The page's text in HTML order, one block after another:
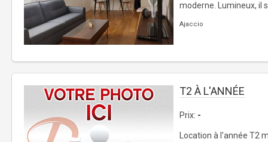
moderne. Lumineux, il
Ajaccio
T2 À L'ANNÉE
Prix: -
Location à l'année T2